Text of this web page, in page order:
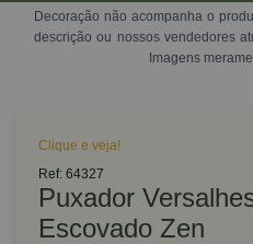
Decoração não acompanha o
descrição ou nossos vendedores
Imagens
Clique e veja!
Ref: 64327
Puxador
Escovado Zen